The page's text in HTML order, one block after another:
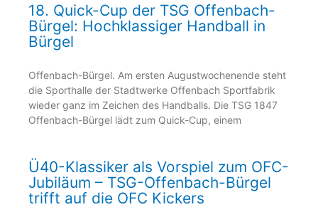
18. Quick-Cup der TSG Offenbach-
Bürgel: Hochklassiger Handball in
Bürgel
Offenbach-Bürgel. Am ersten Augustwochenende steht
die Sporthalle der Stadtwerke Offenbach Sportfabrik
wieder ganz im Zeichen des Handballs. Die TSG 1847
Offenbach-Bürgel lädt zum Quick-Cup, einem
Ü40-Klassiker als Vorspiel zum OFC-
Jubiläum – TSG-Offenbach-Bürgel
trifft auf die OFC Kickers